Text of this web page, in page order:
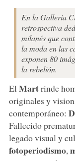
En la Galleria
retrospectiva
milanés que
la moda en las
exponen 80
la rebelión.
El Martrinde
originales y
contemporáneo:
Fallecido
legado visual y
fotoperiodismo,